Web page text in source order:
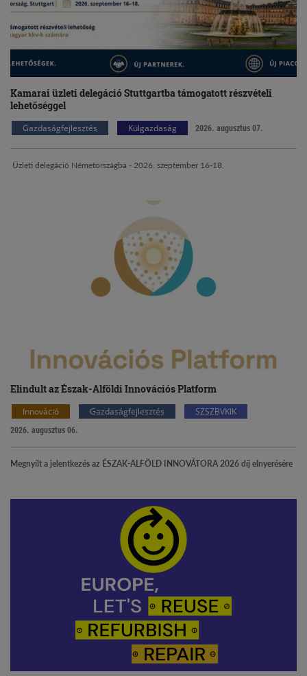
Kamarai üzleti delegáció Stuttgartba támogatott részvételi
lehetőséggel
Gazdaságfejlesztés Külgazdaság 2026. augusztus 07.
Üzleti delegáció Németországba - 2026. szeptember 16-18.
Elindult az Észak-Alföldi Innovációs Platform
Innováció Gazdaságfejlesztés SZSZBVKIK
2026. augusztus 06.
Megnyílt a jelentkezés az ÉSZAK-ALFÖLD INNOVÁTORA 2026 díj elnyerésére